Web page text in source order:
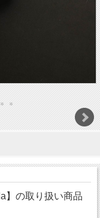
】の取り扱い商品